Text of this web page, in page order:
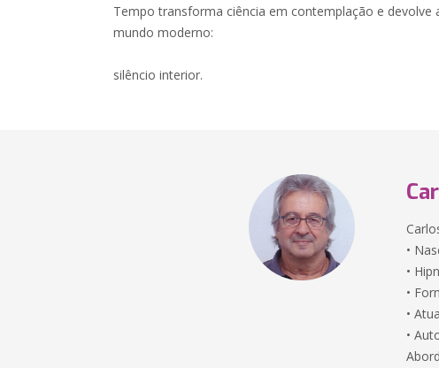
Tempo transforma ciência em contemplação e devolve
mundo moderno:
silêncio interior.
•
•
•
•
•